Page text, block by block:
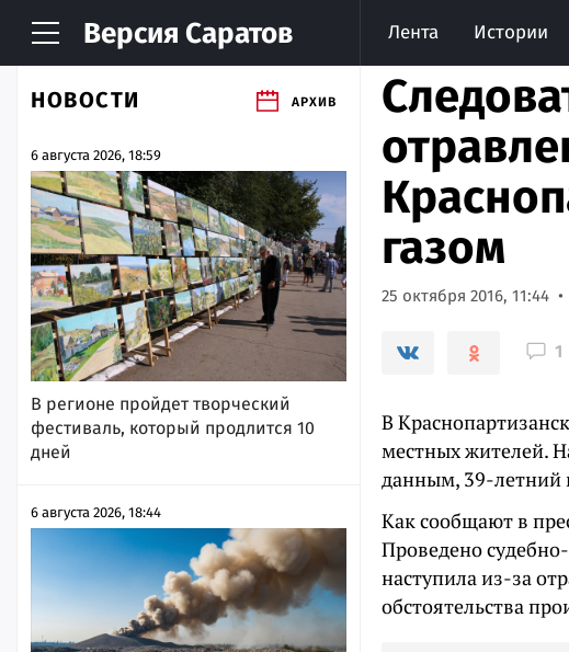
Версия Саратов Лента Истории
НОВОСТИ АРХИВ
6 августа 2026, 18:59
В регионе пройдет творческий
фестиваль, который продлится 10
дней
6 августа 2026, 18:44
газом
25 октября 2016, 11:44
1
В
местных жителей.
данным, 39-летний
Как сообщают в
Проведено
наступила из-за
обстоятельства